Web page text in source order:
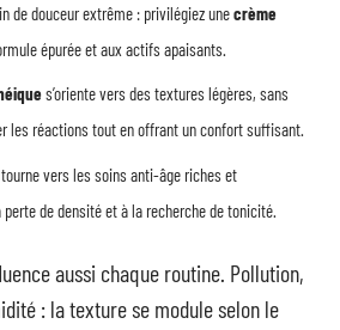
de douceur extrême : privilégiez unecrème
épurée et aux actifs apaisants.
s’oriente vers des textures légères, sans
les réactions tout en offrant un confort suffisant.
vers les soins anti-âge riches et
de densité et à la recherche de tonicité.
aussi chaque routine. Pollution,
: la texture se module selon le